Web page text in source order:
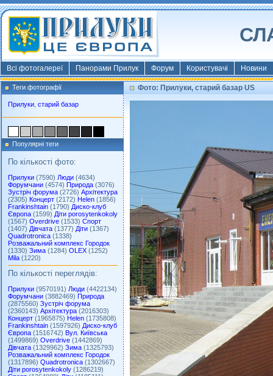
Всі фотогалереї Панорами Прилук Форум Користувачі Новини
Теги фотографії
Прилуки старий базар
Популярні теги
По кількості фото:
Прилуки (7590) Люди (4634)
Форумчани (4574) Природа (3076)
Зустріч форума (2726) Архітектура
(2305) Концерт (2172) Helen (1856)
Frankinshtain (1790) Диско-клуб
Європа (1599) Діти porosytenkokoly
(1567) Overdrive (1533) Спорт
(1407) Дівчата (1377) Діти (1367)
Quadrotronica (1338)
Розважальний комплекс Городок
(1330) Зима (1284) OLEX (1252)
Mila (1220)
По кількості переглядів:
Прилуки (9570191) Люди (4422134)
Форумчани (3882469) Природа
(2875560) Зустріч форума
(2360143) Архітектура (2016303)
Концерт (1965875) Helen (1735808)
Frankinshtain (1597926) Диско-клуб
Європа (1516742) Вул. Київська
(1499869) Overdrive (1442869)
Дівчата (1329962) Зима (1325793)
Розважальний комплекс Городок
(1317896) Quadrotronica (1302667)
Діти porosytenkokoly (1286219)
Фото: Прилуки, старий базар US